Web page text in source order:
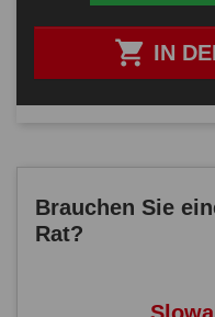
 IN
Brauchen Sie
Rat?